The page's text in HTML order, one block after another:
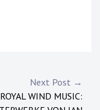
Next Post →
ROYAL WIND MUSIC: